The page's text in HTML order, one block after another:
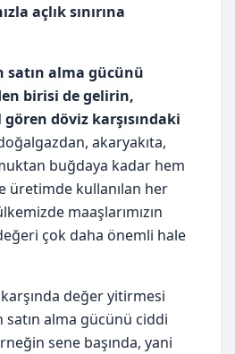
açlık sınırına
satın alma gücünü
birisi de gelirin,
döviz karşısındaki
akaryakıta,
buğdaya kadar hem
üretimde kullanılan her
maaşlarımızın
çok daha önemli hale
değer yitirmesi
alma gücünü ciddi
sene başında, yani